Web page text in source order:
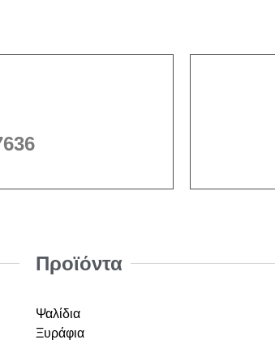
Προϊόντα
Ψαλίδια
Ξυράφια